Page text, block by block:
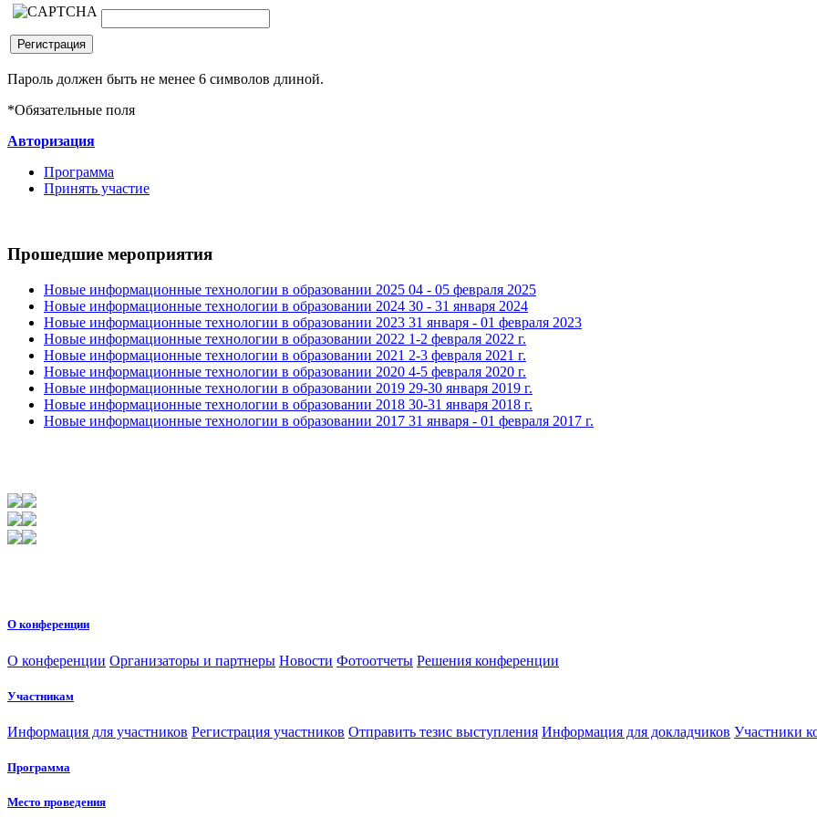
Пароль должен быть не менее 6 символов длиной.
*Обязательные поля
Авторизация
Программа
Принять участие
Прошедшие мероприятия
Новые информационные технологии в образовании 2025 04 - 05 февраля 2025
Новые информационные технологии в образовании 2024 30 - 31 января 2024
Новые информационные технологии в образовании 2023 31 января - 01 февраля 2023
Новые информационные технологии в образовании 2022 1-2 февраля 2022 г.
Новые информационные технологии в образовании 2021 2-3 февраля 2021 г.
Новые информационные технологии в образовании 2020 4-5 февраля 2020 г.
Новые информационные технологии в образовании 2019 29-30 января 2019 г.
Новые информационные технологии в образовании 2018 30-31 января 2018 г.
Новые информационные технологии в образовании 2017 31 января - 01 февраля 2017 г.
О конференции
О конференции Организаторы и партнеры Новости Фотоотчеты Решения конференции
Участникам
Информация для участников Регистрация участников Отправить тезис выступления Информация для докладчиков Участники
Программа
Место проведения